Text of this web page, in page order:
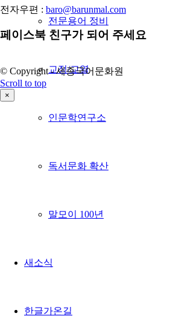
전문용어 정비
교정/교열
인문학연구소
독서문화 확산
말모이 100년
새소식
한글가온길
전자우편 : baro@barunmal.com
페이스북 친구가 되어 주세요
© Copyright - 세종국어문화원
Scroll to top
×